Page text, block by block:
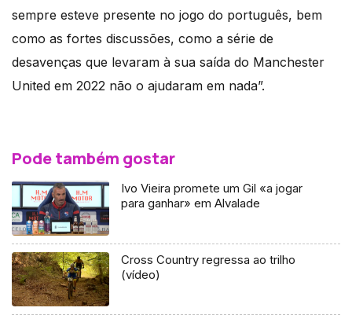
sempre esteve presente no jogo do português, bem
como as fortes discussões, como a série de
desavenças que levaram à sua saída do Manchester
United em 2022 não o ajudaram em nada”.
Pode também gostar
Ivo Vieira promete um Gil «a jogar
para ganhar» em Alvalade
Cross Country regressa ao trilho
(vídeo)